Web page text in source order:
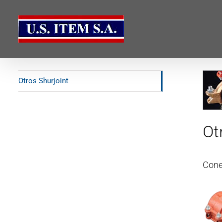
contenido
Otros Shurjoint
Otros Shurjoint